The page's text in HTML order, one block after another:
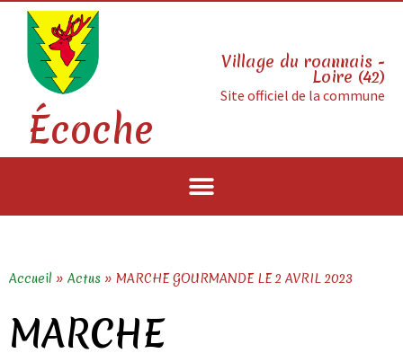
Écoche
Village du roannais -
Loire (42)
Site officiel de la commune
Accueil » Actus » MARCHE GOURMANDE LE 2 AVRIL 2023
MARCHE